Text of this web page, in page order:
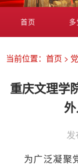
首页
侨务工作
当前位置： 首页 >
重庆文理学
发
为广泛凝聚